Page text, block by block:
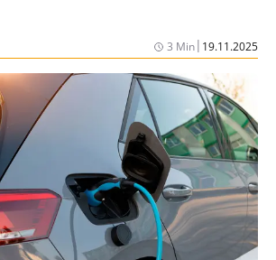
Praxisinhaberinnen und -inhaber ihr
können, ohne Finanzamt und
3 Min| 19.11.2025